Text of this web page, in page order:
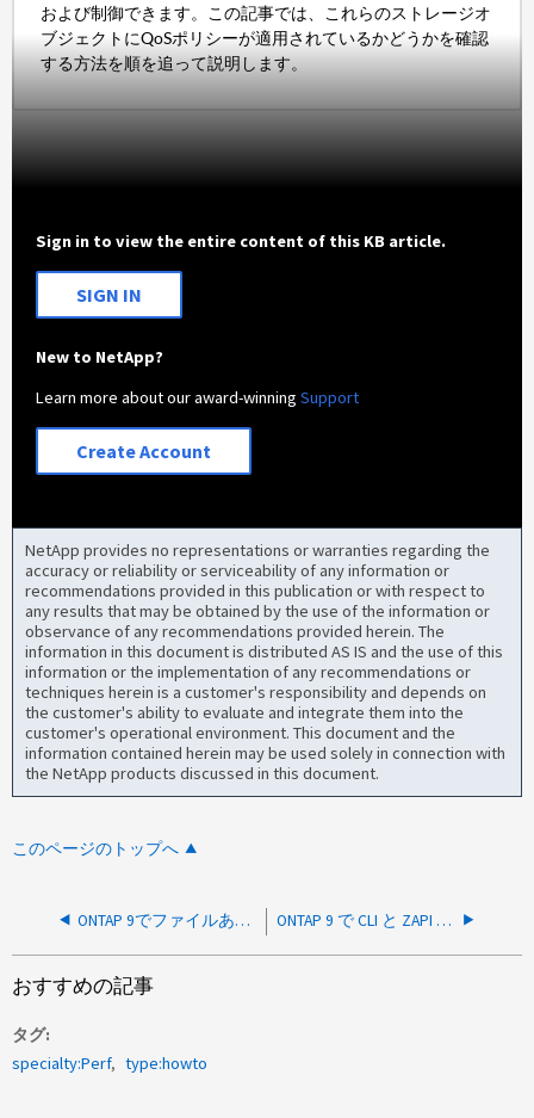
および制御できます。この記事では、これらのストレージオ
ブジェクトにQoSポリシーが適用されているかどうかを確認
する方法を順を追って説明します。
Sign in to view the entire content of this KB article.
SIGN IN
New to NetApp?
Learn more about our award-winningSupport
Create Account
NetApp provides no representations or warranties regarding the
accuracy or reliability or serviceability of any information or
recommendations provided in this publication or with respect to
any results that may be obtained by the use of the information or
observance of any recommendations provided herein. The
information in this document is distributed AS IS and the use of this
information or the implementation of any recommendations or
techniques herein is a customer's responsibility and depends on
the customer's ability to evaluate and integrate them into the
customer's operational environment. This document and the
information contained herein may be used solely in connection with
the NetApp products discussed in this document.
このページのトップへ
ONTAP 9でファイルあたりのスループットと処理数/秒を表示する方法 ONTAP 9 で CLI と ZAPI のパフォーマンスデータにアクセスして表示する方法
おすすめの記事
タグ
specialty:Perf
type:howto